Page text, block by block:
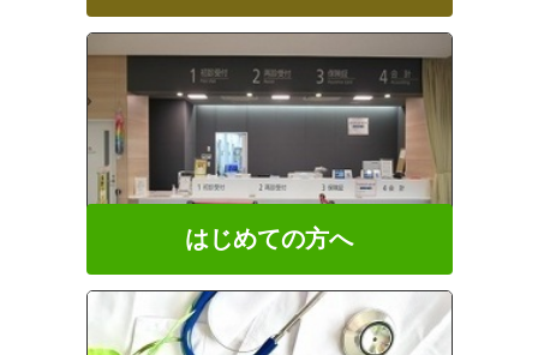
はじめての方へ